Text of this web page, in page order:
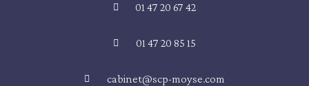
01 47 20 67 42
01 47 20 85 15
cabinet@scp-moyse.com